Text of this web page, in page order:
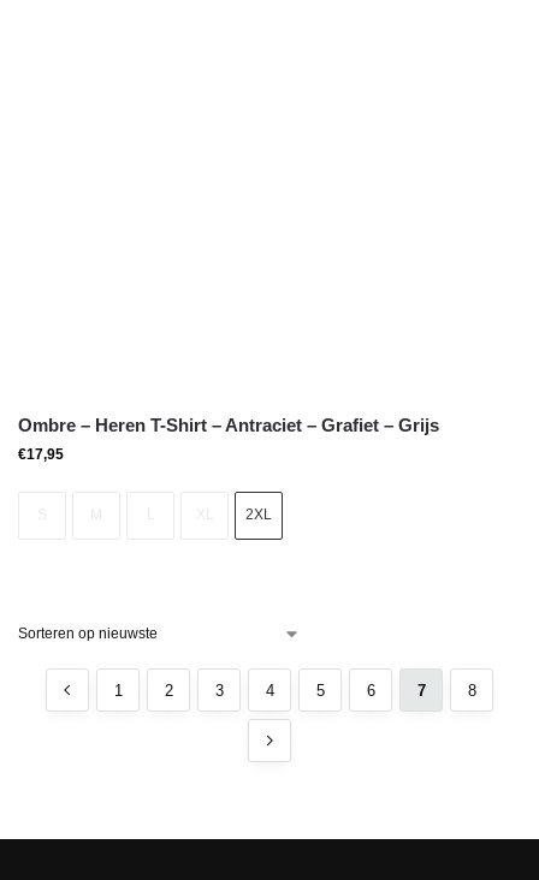
Ombre – Heren T-Shirt – Antraciet – Grafiet – Grijs
€17,95
2XL
1 2 3 4 5 6 7 8